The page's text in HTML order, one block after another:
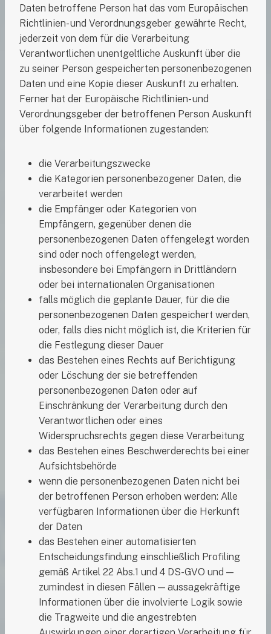
Daten betroffene Person hat das vom Europäischen
Richtlinien- und Verordnungsgeber gewährte Recht,
jederzeit von dem für die Verarbeitung
Verantwortlichen unentgeltliche Auskunft über die
zu seiner Person gespeicherten personenbezogenen
Daten und eine Kopie dieser Auskunft zu erhalten.
Ferner hat der Europäische Richtlinien- und
Verordnungsgeber der betroffenen Person Auskunft
über folgende Informationen zugestanden:
die Verarbeitungszwecke
die Kategorien personenbezogener Daten, die
verarbeitet werden
die Empfänger oder Kategorien von
Empfängern, gegenüber denen die
personenbezogenen Daten offengelegt worden
sind oder noch offengelegt werden,
insbesondere bei Empfängern in Drittländern
oder bei internationalen Organisationen
falls möglich die geplante Dauer, für die die
personenbezogenen Daten gespeichert werden,
oder, falls dies nicht möglich ist, die Kriterien für
die Festlegung dieser Dauer
das Bestehen eines Rechts auf Berichtigung
oder Löschung der sie betreffenden
personenbezogenen Daten oder auf
Einschränkung der Verarbeitung durch den
Verantwortlichen oder eines
Widerspruchsrechts gegen diese Verarbeitung
das Bestehen eines Beschwerderechts bei einer
Aufsichtsbehörde
wenn die personenbezogenen Daten nicht bei
der betroffenen Person erhoben werden: Alle
verfügbaren Informationen über die Herkunft
der Daten
das Bestehen einer automatisierten
Entscheidungsfindung einschließlich Profiling
gemäß Artikel 22 Abs.1 und 4 DS-GVO und —
zumindest in diesen Fällen — aussagekräftige
Informationen über die involvierte Logik sowie
die Tragweite und die angestrebten